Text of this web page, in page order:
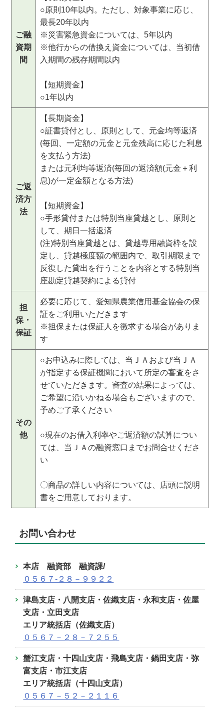
ご融
資期
間
○原則10年以内。ただし、対象事業に応じ、
最長20年以内
※災害緊急資金については、5年以内
※他行からの借換え資金については、当初借
入期間の残存期間以内
【短期資金】
○1年以内
ご返
済方
法
【長期資金】
○証書貸付とし、原則として、元金均等返済
(毎回、一定額の元金と元金残高に応じた利息
を支払う方法)
または元利均等返済(毎回の返済額(元金＋利
息)が一定金額となる方法)
【短期資金】
○手形貸付または特別当座貸越とし、原則と
して、期日一括返済
(注)特別当座貸越とは、貸越専用融資枠を設
定し、貸越極度額の範囲内で、取引期限まで
反復した貸出を行うことを内容とする特別当
座勘定貸越契約による貸付
担
保・
保証
必要に応じて、愛知県農業信用基金協会の保
証をご利用いただきます
※担保または保証人を徴求する場合がありま
す
その
他
○お申込みに際しては、当ＪＡおよび当ＪＡ
が指定する保証機関において所定の審査をさ
せていただきます。審査の結果によっては、
ご希望に沿いかねる場合もございますので、
予めご了承ください
○現在のお借入利率やご返済額の試算につい
ては、当ＪＡの融資窓口までお問合せくださ
い
〇商品の詳しい内容については、店頭に説明
書をご用意しております。
お問い合わせ
本店 融資部 融資課/
０５６７‐２８－９９２２
津島支店・八開支店・佐織支店・ 永和支店・佐屋
支店・立田支店
エリア統括店（佐織支店）
０５６７－２８－７２５５
蟹江支店・十四山支店・飛島支店・鍋田支店・弥
富支店・市江支店
エリア統括店（十四山支店）
０５６７－５２－２１１６